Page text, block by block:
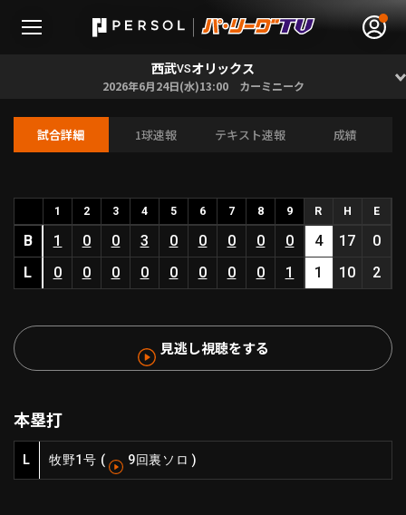
HOME
動画
ファーム東地区
ファーム中地区
北海道日本ハムファイターズ
東北楽天ゴールデンイーグルス
ニュース
西武VSオリックス
2026年6月24日(水)13:00 カーミニーク
試合詳細 1球速報 テキスト速報 成績
1 2 3 4 5 6 7 8 9 R H E
B 1 0 0 3 0 0 0 0 0 4 17
0
L
0 0 0 0 0 0 0 0 1 1 10 2
見逃し視聴をする
本塁打
L 牧野1号 ( 9回裏ソロ )